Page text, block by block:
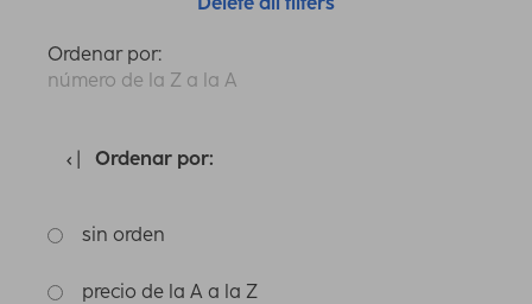
Ordenar por:
número de la Z a la A
Ordenar por:
sin orden
precio de la A a la Z